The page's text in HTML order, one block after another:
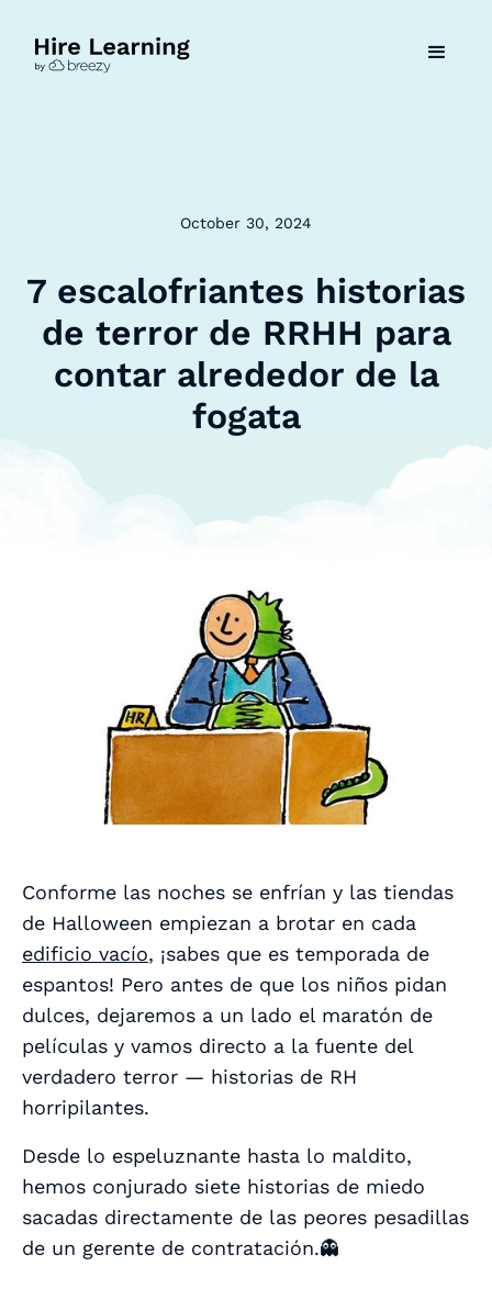
October 30, 2024
7 escalofriantes historias
de terror de RRHH para
contar alrededor de la
fogata
Conforme las noches se enfrían y las tiendas
de Halloween empiezan a brotar en cada
edificio vacío, ¡sabes que es temporada de
espantos! Pero antes de que los niños pidan
dulces, dejaremos a un lado el maratón de
películas y vamos directo a la fuente del
verdadero terror — historias de RH
horripilantes.
Desde lo espeluznante hasta lo maldito,
hemos conjurado siete historias de miedo
sacadas directamente de las peores pesadillas
de un gerente de contratación.👻